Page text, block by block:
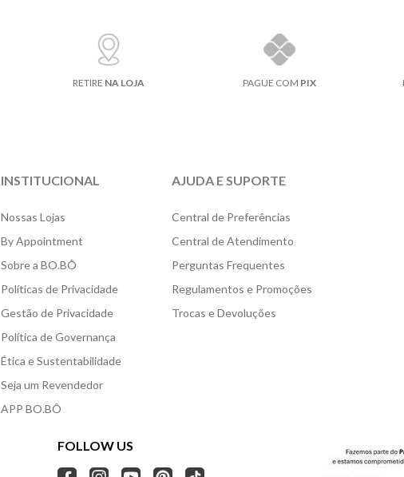
RETIRE NA LOJA PAGUE COM PIX
INSTITUCIONAL
Nossas Lojas
By Appointment
Sobre a BO.BÔ
Políticas de Privacidade
Gestão de Privacidade
Política de Governança
Ética e Sustentabilidade
Seja um Revendedor
APP BO.BÔ
AJUDA E SUPORTE
Central de Preferências
Central de Atendimento
Perguntas Frequentes
Regulamentos e Promoções
Trocas e Devoluções
FOLLOW US